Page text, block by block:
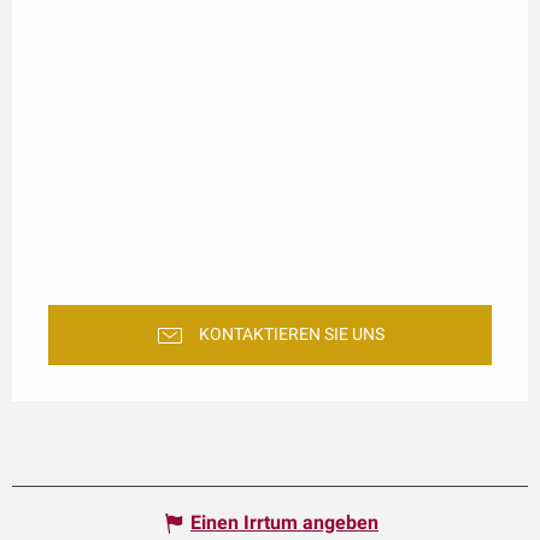
KONTAKTIEREN SIE UNS
Einen Irrtum angeben